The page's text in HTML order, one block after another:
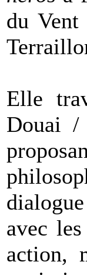
du
Elle
Douai /
avec
action,